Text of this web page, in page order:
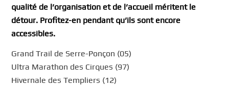
qualité de l’organisation et de l’accueil méritent le
détour. Profitez-en pendant qu’ils sont encore
accessibles.
Grand Trail de Serre-Ponçon (05)
Ultra Marathon des Cirques (97)
Hivernale des Templiers (12)